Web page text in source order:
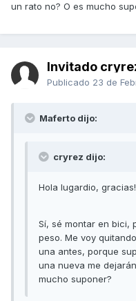
un rato no? O es mucho
Invitado
Publicado 23 de
Maferto dijo:
cryrez dijo:
Hola lugardio, gracias!
Sí, sé montar en bici,
peso. Me voy
una antes, porque
una nueva me
mucho suponer?